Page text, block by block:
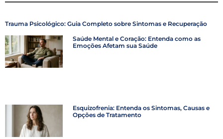
Trauma Psicológico: Guia Completo sobre Sintomas e Recuperação
Saúde Mental e Coração: Entenda como as
Emoções Afetam sua Saúde
Esquizofrenia: Entenda os Sintomas, Causas e
Opções de Tratamento